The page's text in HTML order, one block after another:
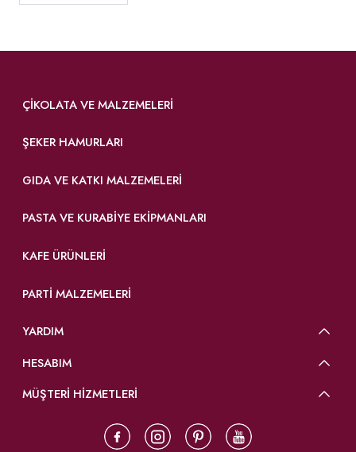
ÇIKOLATA VE MALZEMELERI
ŞEKER HAMURLARI
GIDA VE KATKI MALZEMELERI
PASTA VE KURABIYE EKIPMANLARI
KAFE ÜRÜNLERI
PARTI MALZEMELERI
YARDIM
HESABIM
MÜŞTERİ HİZMETLERİ